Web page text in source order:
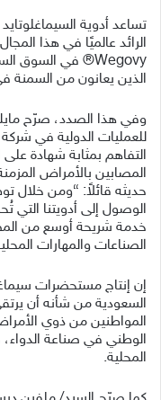
الرائد عالميًا في هذا
الذين يعانون من السمنة
وفي هذا الصدد، صرّح
للعمليات الدولية في
التفاهم بمثابة شهادة على
المصابين بالأمراض
حديثه قائلاً: “ومن خلال
الوصول إلى أدويتنا التي
خدمة شريحة أوسع من
الصناعات والمهارات
السعودية من شأنه أن
المواطنين من ذوي
الوطني في صناعة الدواء،
المحلية.